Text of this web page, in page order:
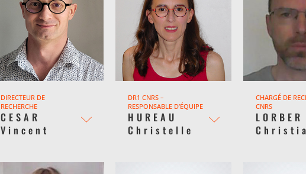
DIRECTEUR DE
RECHERCHE
CESAR
Vincent
DR1 CNRS –
RESPONSABLE D’ÉQUIPE
HUREAU
Christelle
CHARGÉ DE
CNRS
LORBER